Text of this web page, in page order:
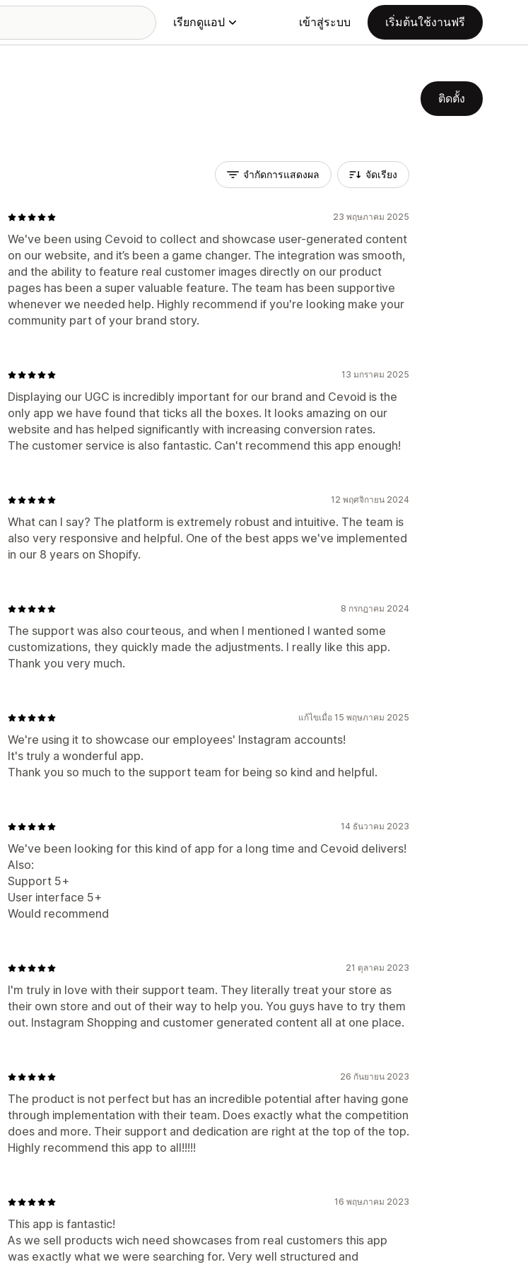
เรียกดูแอป เข้าสู่ระบบ เริ่มต้นใช้งานฟรี
ติดตั้ง
จำกัดการแสดงผล จัดเรียง
23 พฤษภาคม 2025
We've been using Cevoid to collect and showcase user-generated content
on our website, and it’s been a game changer. The integration was smooth,
and the ability to feature real customer images directly on our product
pages has been a super valuable feature. The team has been supportive
whenever we needed help. Highly recommend if you're looking make your
community part of your brand story.
13 มกราคม 2025
Displaying our UGC is incredibly important for our brand and Cevoid is the
only app we have found that ticks all the boxes. It looks amazing on our
website and has helped significantly with increasing conversion rates.
The customer service is also fantastic. Can't recommend this app enough!
12 พฤศจิกายน 2024
What can I say? The platform is extremely robust and intuitive. The team is
also very responsive and helpful. One of the best apps we've implemented
in our 8 years on Shopify.
8 กรกฎาคม 2024
The support was also courteous, and when I mentioned I wanted some
customizations, they quickly made the adjustments. I really like this app.
Thank you very much.
แก้ไขเมื่อ 15 พฤษภาคม 2025
We're using it to showcase our employees' Instagram accounts!
It's truly a wonderful app.
Thank you so much to the support team for being so kind and helpful.
14 ธันวาคม 2023
We've been looking for this kind of app for a long time and Cevoid delivers!
Also:
Support 5+
User interface 5+
Would recommend
21 ตุลาคม 2023
I'm truly in love with their support team. They literally treat your store as
their own store and out of their way to help you. You guys have to try them
out. Instagram Shopping and customer generated content all at one place.
26 กันยายน 2023
The product is not perfect but has an incredible potential after having gone
through implementation with their team. Does exactly what the competition
does and more. Their support and dedication are right at the top of the top.
Highly recommend this app to all!!!!!
16 พฤษภาคม 2023
This app is fantastic!
As we sell products wich need showcases from real customers this app
was exactly what we were searching for. Very well structured and